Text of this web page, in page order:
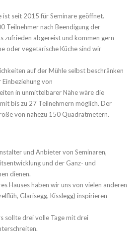
ist seit 2015 für Seminare geöffnet.
Teilnehmer nach Beendigung der
zufrieden abgereist und kommen gern
oder vegetarische Küche sind wir
auf der Mühle selbst beschränken
von
in unmittelbarer Nähe wäre die
bis zu 27 Teilnehmern möglich. Der
von nahezu 150 Quadratmetern.
und Anbieter von Seminaren,
und der Ganz- und
dienen.
Hauses haben wir uns von vielen anderen
Glarisegg, Kisslegg) inspirieren
sollte drei volle Tage mit drei